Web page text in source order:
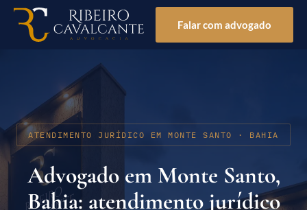
Falar com advogado
ATENDIMENTO JURÍDICO EM MONTE SANTO · BAHIA
Advogado em Monte Santo,
Bahia: atendimento jurídico